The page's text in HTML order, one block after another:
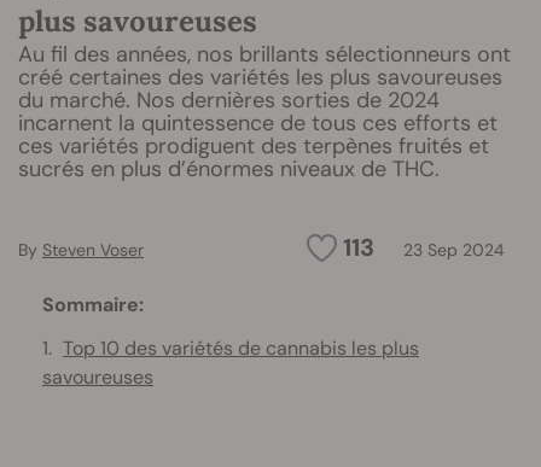
plus savoureuses
Au fil des années, nos brillants sélectionneurs ont
créé certaines des variétés les plus savoureuses
du marché. Nos dernières sorties de 2024
incarnent la quintessence de tous ces efforts et
ces variétés prodiguent des terpènes fruités et
sucrés en plus d’énormes niveaux de THC.
113 23 Sep 2024
By Steven Voser
Sommaire:
Top 10 des variétés de cannabis les plus
savoureuses